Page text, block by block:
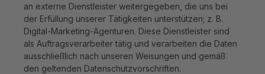
an externe Dienstleister weitergegeben, die uns bei
der Erfüllung unserer Tätigkeiten unterstützen; z. B.
Digital-Marketing-Agenturen. Diese Dienstleister sind
als Auftragsverarbeiter tätig und verarbeiten die Daten
ausschließlich nach unseren Weisungen und gemäß
den geltenden Datenschutzvorschriften.